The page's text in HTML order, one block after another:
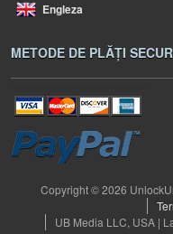
Engleza
METODE DE PLĂȚI
Copyright © 2026
UB Media LLC, USA |